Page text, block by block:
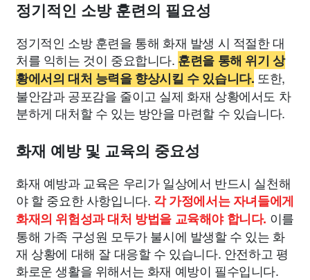
정기적인 소방 훈련의 필요성
정기적인 소방 훈련을 통해 화재 발생 시 적절한 대
처를 익히는 것이 중요합니다. 훈련을 통해 위기 상
황에서의 대처 능력을 향상시킬 수 있습니다. 또한,
불안감과 공포감을 줄이고 실제 화재 상황에서도 차
분하게 대처할 수 있는 방안을 마련할 수 있습니다.
화재 예방 및 교육의 중요성
화재 예방과 교육은 우리가 일상에서 반드시 실천해
야 할 중요한 사항입니다. 각 가정에서는 자녀들에게
화재의 위험성과 대처 방법을 교육해야 합니다. 이를
통해 가족 구성원 모두가 불시에 발생할 수 있는 화
재 상황에 대해 잘 대응할 수 있습니다. 안전하고 평
화로운 생활을 위해서는 화재 예방이 필수입니다.